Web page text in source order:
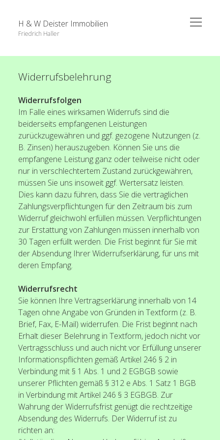
H & W Deister Immobilien
Friedrich Haller
open
menu
Home
Häuser zu verkaufen
Wohnungen zu verkaufen
Land-/Forstwirtschaft
Gewerbeimmobilien zu verkaufen
Häuser zu vermieten
Wohnungen zu vermieten
Immobilie verkaufen
Ackerland verkaufen
Büro/Praxis Vermietung
Verkaufte Objekte
Gesuche
Finanzierung
Kontakt
Barsinghausen und Umgebung
Datenschutz
Allgemeine Geschäftsbedingungen
Widerrufsbelehrung
Widerrufsfolgen
Im Falle eines wirksamen Widerrufs sind die
beiderseits empfangenen Leistungen
zurückzugewähren und ggf. gezogene Nutzungen (z.
B. Zinsen) herauszugeben. Können Sie uns die
empfangene Leistung ganz oder teilweise nicht oder
nur in verschlechtertem Zustand zurückgewähren,
müssen Sie uns insoweit ggf. Wertersatz leisten.
Dies kann dazu führen, dass Sie die vertraglichen
Zahlungsverpflichtungen für den Zeitraum bis zum
Widerruf gleichwohl erfüllen müssen. Verpflichtungen
zur Erstattung von Zahlungen müssen innerhalb von
30 Tagen erfüllt werden. Die Frist beginnt für Sie mit
der Absendung Ihrer Widerrufserklärung, für uns mit
deren Empfang.
Widerrufsrecht
Sie können Ihre Vertragserklärung innerhalb von 14
Tagen ohne Angabe von Gründen in Textform (z. B.
Brief, Fax, E-Mail) widerrufen. Die Frist beginnt nach
Erhalt dieser Belehrung in Textform, jedoch nicht vor
Vertragsschluss und auch nicht vor Erfüllung unserer
Informationspflichten gemäß Artikel 246 § 2 in
Verbindung mit § 1 Abs. 1 und 2 EGBGB sowie
unserer Pflichten gemäß § 312 e Abs. 1 Satz 1 BGB
in Verbindung mit Artikel 246 § 3 EGBGB. Zur
Wahrung der Widerrufsfrist genügt die rechtzeitige
Absendung des Widerrufs. Der Widerruf ist zu
richten an: